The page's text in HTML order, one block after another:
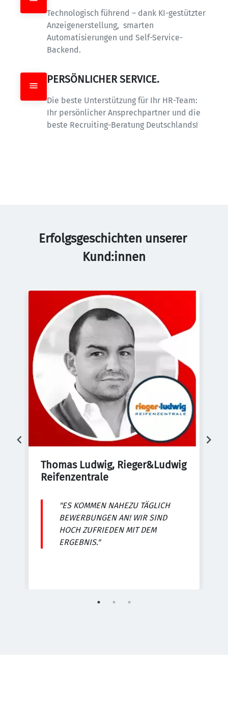
Technologisch führend – dank KI-gestützter
Anzeigenerstellung,  smarten
Automatisierungen und Self-Service-
Backend.
PERSÖNLICHER SERVICE.
Die beste Unterstützung für Ihr HR-Team:
Ihr persönlicher Ansprechpartner und die
beste Recruiting-Beratung Deutschlands!
Erfolgsgeschichten unserer
Kund:innen
Thomas Ludwig, Rieger&Ludwig
Reifenzentrale
"ES KOMMEN NAHEZU TÄGLICH
BEWERBUNGEN AN! WIR SIND
HOCH ZUFRIEDEN MIT DEM
ERGEBNIS."